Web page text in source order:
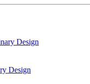
Design